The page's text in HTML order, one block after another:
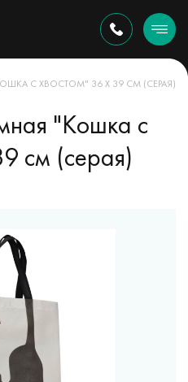
С ХВОСТОМ" 36 Х 39 СМ (СЕРАЯ)
"Кошка с
см (серая)